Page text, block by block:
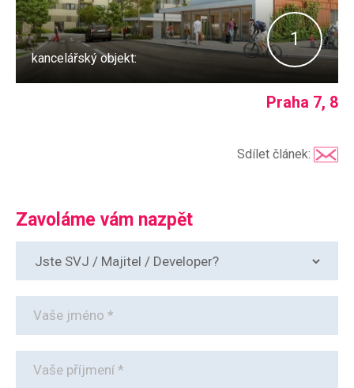
kancelářský objekt:
1
Praha 7, 8
Sdílet článek:
Zavoláme vám nazpět